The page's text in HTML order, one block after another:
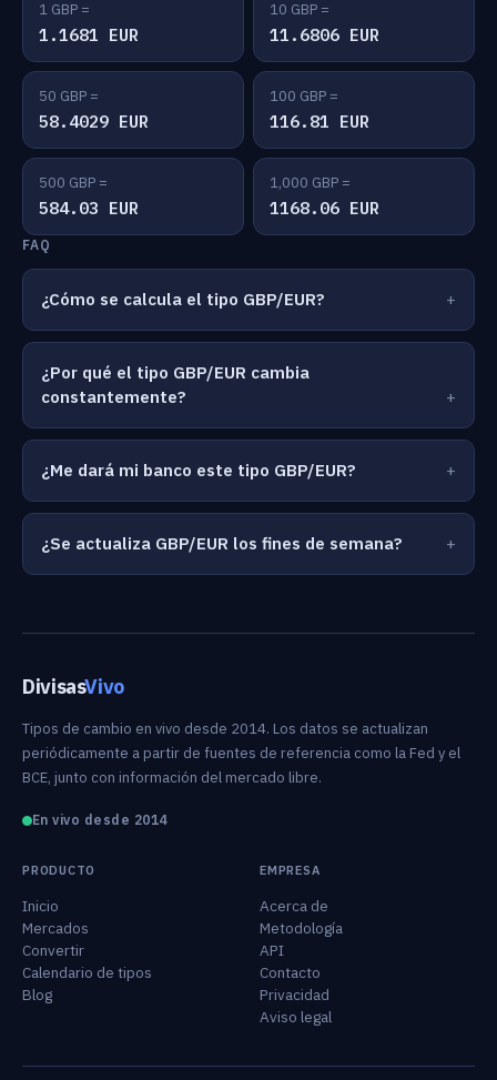
1 GBP =
1.1681 EUR
10 GBP =
11.6806 EUR
50 GBP =
58.4029 EUR
100 GBP =
116.81 EUR
500 GBP =
584.03 EUR
1,000 GBP =
1168.06 EUR
FAQ
¿Cómo se calcula el tipo GBP/EUR?
¿Por qué el tipo GBP/EUR cambia
constantemente?
¿Me dará mi banco este tipo GBP/EUR?
¿Se actualiza GBP/EUR los fines de semana?
DivisasVivo
Tipos de cambio en vivo desde 2014. Los datos se actualizan
periódicamente a partir de fuentes de referencia como la Fed y el
BCE, junto con información del mercado libre.
En vivo desde 2014
PRODUCTO
Inicio
Mercados
Convertir
Calendario de tipos
Blog
EMPRESA
Acerca de
Metodología
API
Contacto
Privacidad
Aviso legal